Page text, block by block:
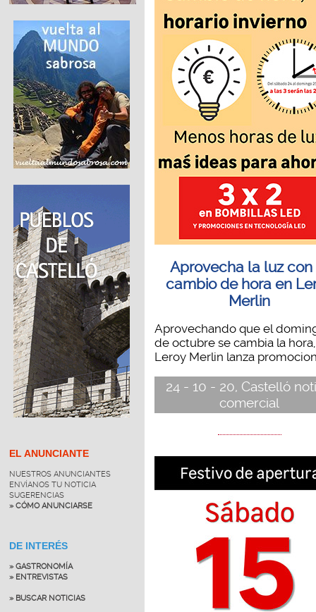
EL ANUNCIANTE
NUESTROS ANUNCIANTES
ENVÍANOS TU NOTICIA
SUGERENCIAS
» CÓMO ANUNCIARSE
DE INTERÉS
» GASTRONOMÍA
» ENTREVISTAS
» BUSCAR NOTICIAS
Aprovecha la luz con
cambio de hora en
Merlin
Aprovechando que el
de octubre se cambia la hora,
Leroy Merlin lanza
24 - 10 - 20, Castelló
comercial